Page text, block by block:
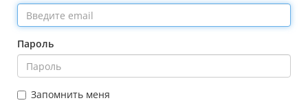
Пароль
Запомнить меня